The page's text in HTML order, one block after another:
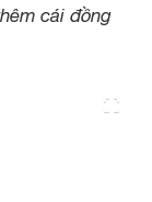
cái đồng